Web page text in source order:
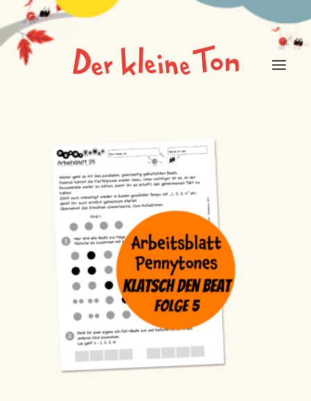
FÜR MICH IST DAS MUSIK
NEUIGKEITEN
EINKAUFSLADEN
LOGIN / REGISTER
CART